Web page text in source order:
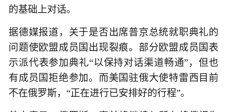
的基础上对话。
据德媒报道，关于是否出席普京总统就职典礼的
问题使欧盟成员国出现裂痕。部分欧盟成员国表
示派代表参加典礼“以保持对话渠道畅通”，但也
有成员国拒绝参加。而美国驻俄大使特雷西目前
不在俄罗斯，“正在进行已安排好的行程”。